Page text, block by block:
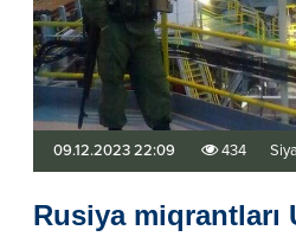
09.12.2023 22:09 434
Rusiya miqrantları